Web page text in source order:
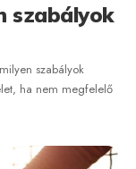
szabályok
szabályok
ha nem megfelelő